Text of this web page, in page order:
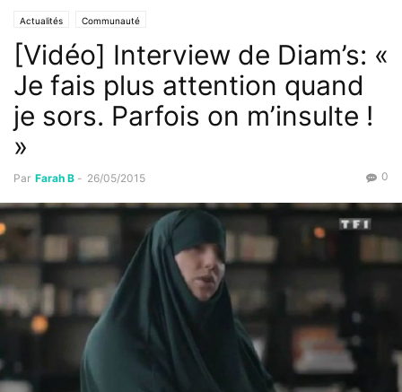
Actualités Communauté
[Vidéo] Interview de Diam’s: «
Je fais plus attention quand
je sors. Parfois on m’insulte !
»
Par Farah B - 26/05/2015 0